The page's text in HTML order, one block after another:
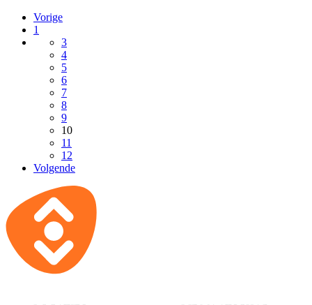
Vorige
1
3
4
5
6
7
8
9
10
11
12
Volgende